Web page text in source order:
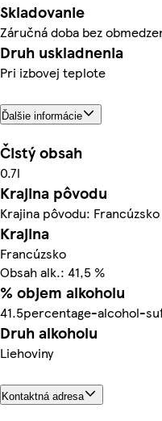
Skladovanie
Záručná doba bez
Druh uskladnenia
Pri izbovej teplote
Ďalšie informácie
Čistý obsah
0.7l
Krajina pôvodu
Krajina pôvodu: Francúzsko
Krajina
Francúzsko
Obsah alk.: 41,5 %
% objem alkoholu
41.5percentage-alcohol-
Druh alkoholu
Liehoviny
Kontaktná adresa